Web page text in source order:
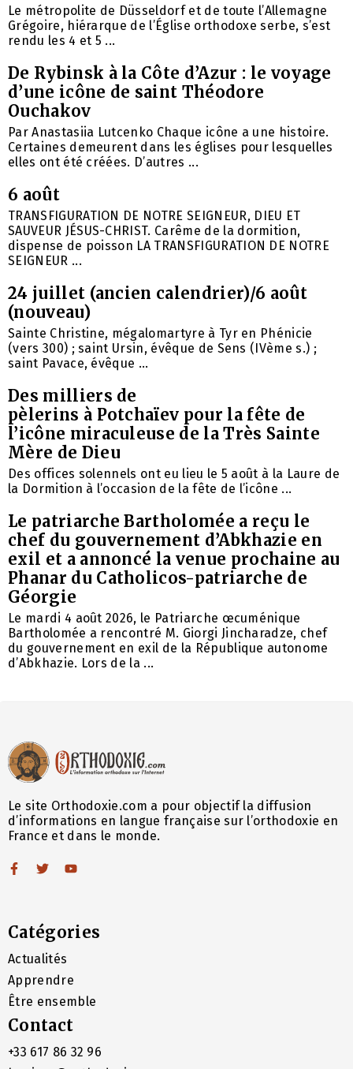
Le métropolite de Düsseldorf et de toute l’Allemagne
Grégoire, hiérarque de l’Église orthodoxe serbe, s’est
rendu les 4 et 5 ...
De Rybinsk à la Côte d’Azur : le voyage
d’une icône de saint Théodore
Ouchakov
Par Anastasiia Lutcenko Chaque icône a une histoire.
Certaines demeurent dans les églises pour lesquelles
elles ont été créées. D’autres ...
6 août
TRANSFIGURATION DE NOTRE SEIGNEUR, DIEU ET
SAUVEUR JÉSUS-CHRIST. Carême de la dormition,
dispense de poisson LA TRANSFIGURATION DE NOTRE
SEIGNEUR ...
24 juillet (ancien calendrier)/6 août
(nouveau)
Sainte Christine, mégalomartyre à Tyr en Phénicie
(vers 300) ; saint Ursin, évêque de Sens (IVème s.) ;
saint Pavace, évêque ...
Des milliers de
pèlerins à Potchaïev pour la fête de
l’icône miraculeuse de la Très Sainte
Mère de Dieu
Des offices solennels ont eu lieu le 5 août à la Laure de
la Dormition à l’occasion de la fête de l’icône ...
Le patriarche Bartholomée a reçu le
chef du gouvernement d’Abkhazie en
exil et a annoncé la venue prochaine au
Phanar du Catholicos-patriarche de
Géorgie
Le mardi 4 août 2026, le Patriarche œcuménique
Bartholomée a rencontré M. Giorgi Jincharadze, chef
du gouvernement en exil de la République autonome
d’Abkhazie. Lors de la ...
Le site Orthodoxie.com a pour objectif la diffusion
d’informations en langue française sur l’orthodoxie en
France et dans le monde.
Catégories
Actualités
Apprendre
Être ensemble
Contact
+33 617 86 32 96